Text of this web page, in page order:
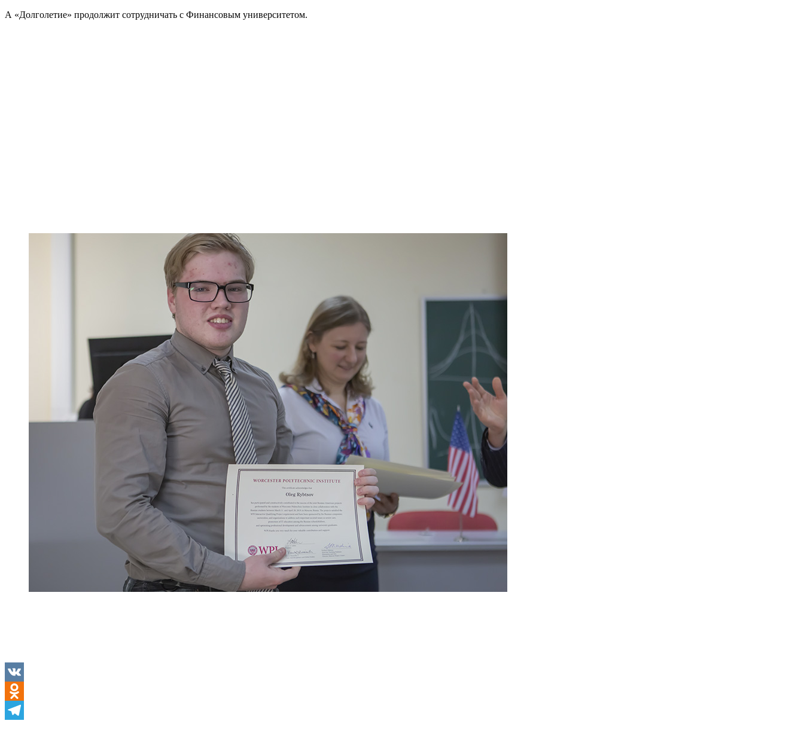
А «Долголетие» продолжит сотрудничать с Финансовым университетом.
VK
Odnoklassniki